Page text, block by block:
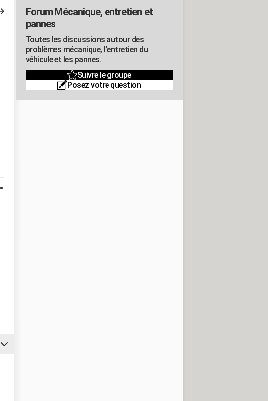
Forum Mécanique, entretien et
pannes
Toutes les discussions autour des
problèmes mécanique, l'entretien du
véhicule et les pannes.
Suivre le groupe
Posez votre question